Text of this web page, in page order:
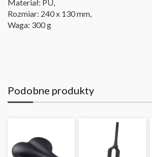
Materiał: PU,
Rozmiar: 240 x 130 mm,
Waga: 300 g
Podobne produkty